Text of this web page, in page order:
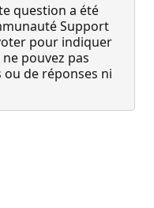
question a été
Support
pour indiquer
pouvez pas
de réponses ni